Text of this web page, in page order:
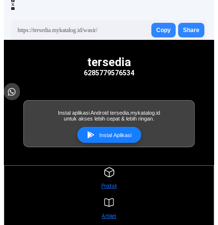
https://tersedia.mykatalog.id/wasir/ Copy Share
tersedia
6285779576534
Instal aplikasi Android tersedia.mykatalog.id
untuk akses lebih cepat & lebih ringan.
Instal Aplikasi
Produk
Artikel